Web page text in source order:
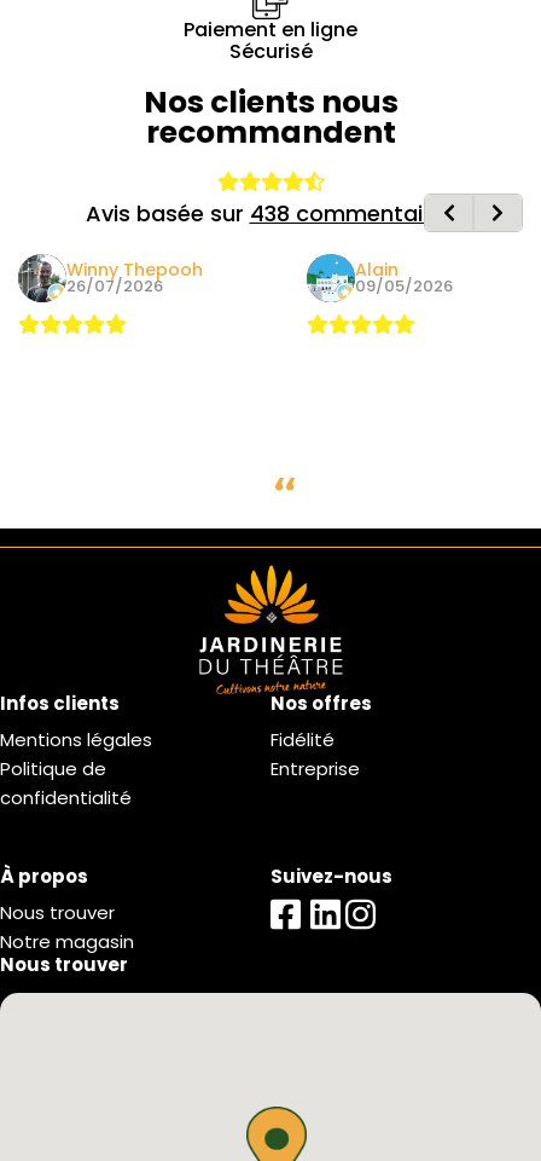
Paiement en ligne
Sécurisé
Nos clients nous
recommandent
Avis basée sur 438 commentaires
Winny Thepooh
26/07/2026
Alain
09/05/2026
Infos clients
Mentions légales
Politique de
confidentialité
Nos offres
Fidélité
Entreprise
À propos
Nous trouver
Notre magasin
Suivez-nous
Nous trouver